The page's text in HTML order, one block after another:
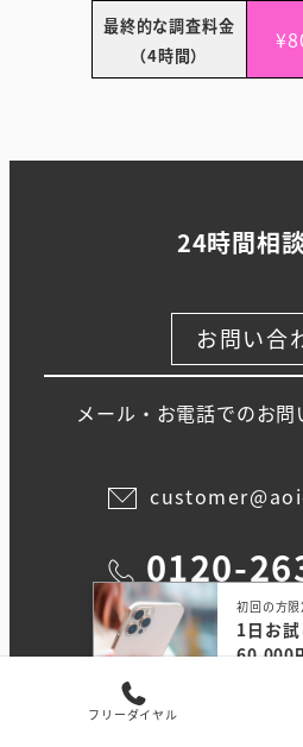
最終的な調査料金
（4時間）
24時間相
お問い合
メール・お電話でのお
0120-
1日お試
60,000
初回の方限
フリーダイヤル